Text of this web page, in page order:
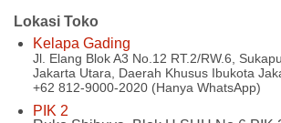
Lokasi Toko
Kelapa Gading
Jl. Elang Blok A3 No.12 RT.2/RW.6,
Jakarta Utara, Daerah Khusus Ibukota
+62 812-9000-2020 (Hanya WhatsApp)
PIK 2